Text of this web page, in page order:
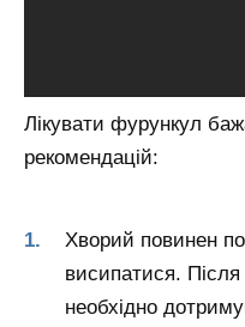
Лікувати фурункул
рекомендацій:
Хворий повинен
висипатися. Після
необхідно